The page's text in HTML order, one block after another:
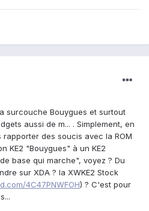
surcouche Bouygues et surtout
aussi de m... . Simplement, en
des soucis avec la ROM
KE2 "Bouygues" à un KE2
base qui marche", voyez ? Du
sur XDA ? la XWKE2 Stock
4C47PNWFOH) ? C'est pour